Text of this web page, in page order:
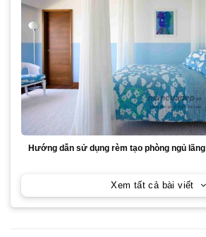
Hướng dẫn sử dụng rèm tạo phòng ngủ
Xem tất cả bài viết